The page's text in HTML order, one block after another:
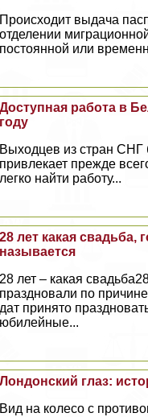
Происходит выдача
отделении
постоянной или
Доступная работа в
году
Выходцев из стран СНГ
привлекает прежде
легко найти работу...
28 лет какая свадьба,
называется
28 лет – какая
праздновали по
дат принято
юбилейные...
Лондонский глаз:
Вид на колесо с